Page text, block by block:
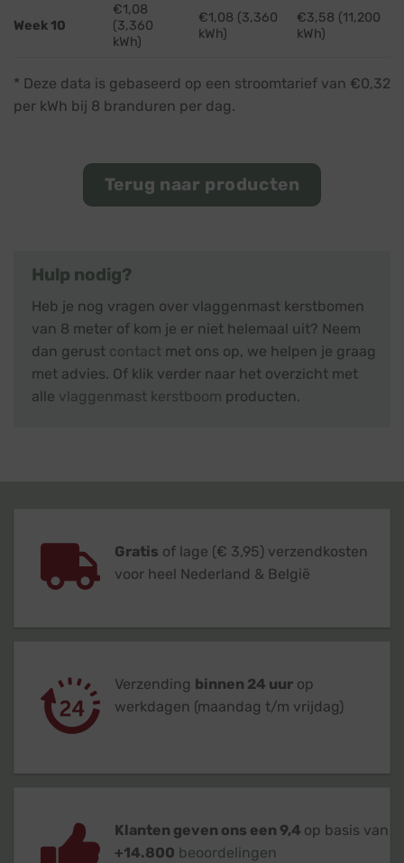
Week 10
€1,08
(3,360
kWh)
€1,08 (3,360
kWh)
€3,58 (11,200
kWh)
* Deze data is gebaseerd op een stroomtarief van €0,32
per kWh bij 8 branduren per dag.
Terug naar producten
Hulp nodig?
Heb je nog vragen over vlaggenmast kerstbomen
van 8 meter of kom je er niet helemaal uit? Neem
dan gerust contact met ons op, we helpen je graag
met advies. Of klik verder naar het overzicht met
alle vlaggenmast kerstboom producten.
Gratis of lage (€ 3,95) verzendkosten
voor heel Nederland & België
Verzending binnen 24 uur op
werkdagen (maandag t/m vrijdag)
Klanten geven ons een 9,4 op basis van
+14.800 beoordelingen